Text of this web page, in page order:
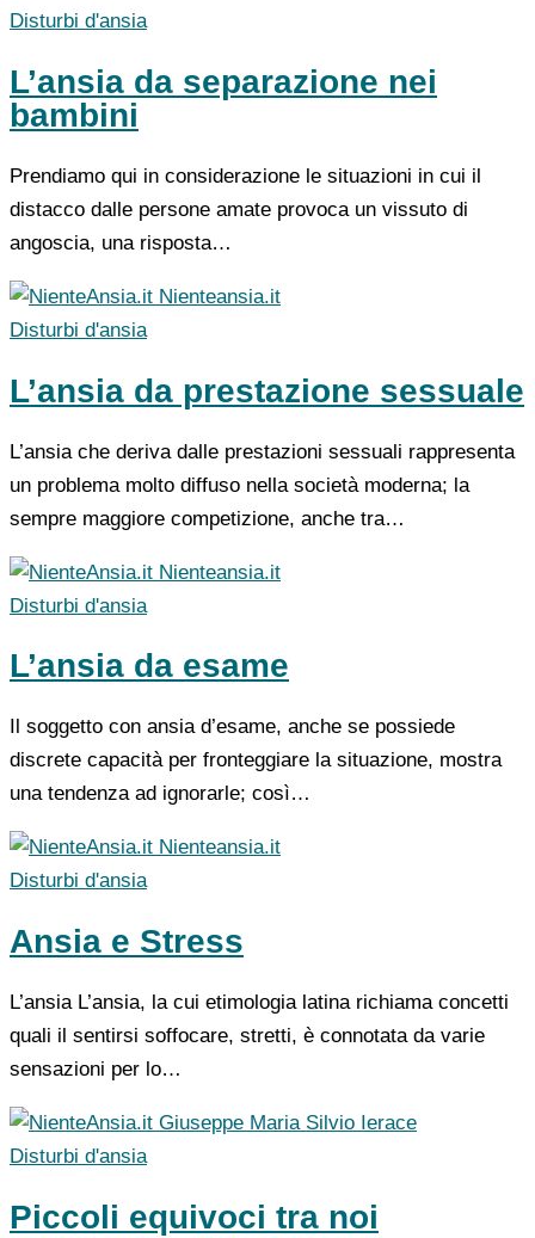
Disturbi d'ansia
L’ansia da separazione nei
bambini
Prendiamo qui in considerazione le situazioni in cui il
distacco dalle persone amate provoca un vissuto di
angoscia, una risposta…
Nienteansia.it
Disturbi d'ansia
L’ansia da prestazione sessuale
L’ansia che deriva dalle prestazioni sessuali rappresenta
un problema molto diffuso nella società moderna; la
sempre maggiore competizione, anche tra…
Nienteansia.it
Disturbi d'ansia
L’ansia da esame
Il soggetto con ansia d’esame, anche se possiede
discrete capacità per fronteggiare la situazione, mostra
una tendenza ad ignorarle; così…
Nienteansia.it
Disturbi d'ansia
Ansia e Stress
L’ansia L’ansia, la cui etimologia latina richiama concetti
quali il sentirsi soffocare, stretti, è connotata da varie
sensazioni per lo…
Giuseppe Maria Silvio Ierace
Disturbi d'ansia
Piccoli equivoci tra noi